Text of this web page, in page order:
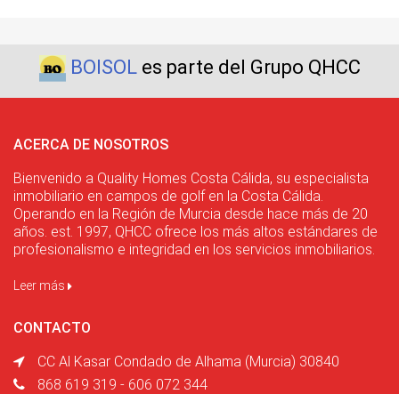
BOISOLes parte del Grupo QHCC
ACERCA DE NOSOTROS
Bienvenido a Quality Homes Costa Cálida, su especialista
inmobiliario en campos de golf en la Costa Cálida.
Operando en la Región de Murcia desde hace más de 20
años. est. 1997, QHCC ofrece los más altos estándares de
profesionalismo e integridad en los servicios inmobiliarios.
Leer más
CONTACTO
CC Al Kasar Condado de Alhama (Murcia) 30840
868 619 319 - 606 072 344